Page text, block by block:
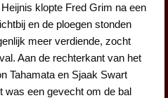
klopte Fred Grim na een
en de ploegen stonden
meer verdiende, zocht
Aan de rechterkant van het
Tahamata en Sjaak Swart
was een gevecht om de bal